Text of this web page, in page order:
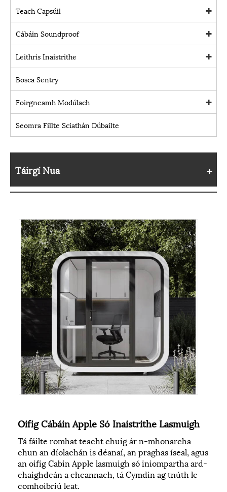
Teach Capsúil
Cábáin Soundproof
Leithris Inaistrithe
Bosca Sentry
Foirgneamh Modúlach
Seomra Fillte Sciathán Dúbailte
Táirgí Nua
Oifig Cábáin Apple Só Inaistrithe Lasmuigh
Tá fáilte romhat teacht chuig ár n-mhonarcha
chun an díolachán is déanaí, an praghas íseal, agus
an oifig Cabin Apple lasmuigh só iniompartha ard-
chaighdeán a cheannach, tá Cymdin ag tnúth le
comhoibriú leat.